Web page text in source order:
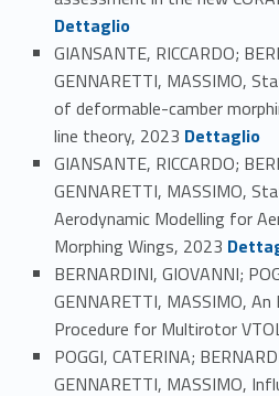
Dettaglio
GIANSANTE, RICCARDO;
GENNARETTI, MASSIMO,
of deformable-camber
line theory, 2023 Link identifier #identifier_person_128707-89
Dettaglio
GIANSANTE, RICCARDO;
GENNARETTI, MASSIMO,
Aerodynamic Modelling for
Morphing Wings, 2023 Link identifier #identifier_person_164147-90
BERNARDINI, GIOVANNI;
GENNARETTI, MASSIMO,
Procedure for Multirotor
POGGI, CATERINA;
GENNARETTI, MASSIMO,